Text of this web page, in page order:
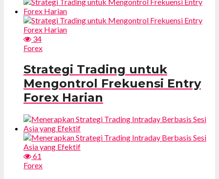
34
Forex
Strategi Trading untuk
Mengontrol Frekuensi Entry
Forex Harian
61
Forex